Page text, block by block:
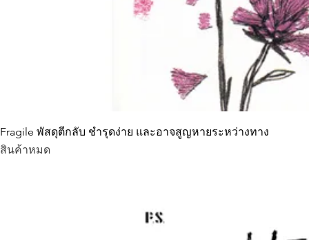
Fragile พัสดุตีกลับ ชำรุดง่าย และอาจสูญหายระหว่างทาง
สินค้าหมด